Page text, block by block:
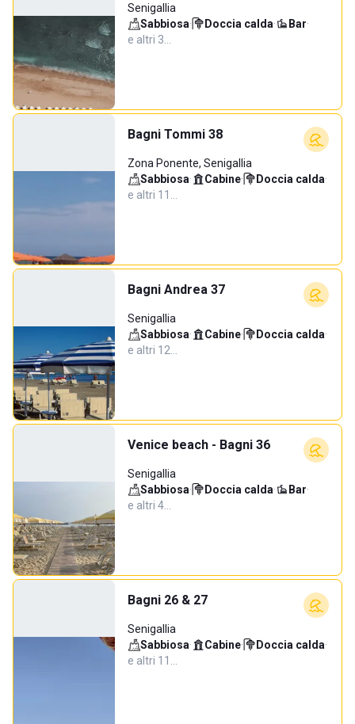
Senigallia
Sabbiosa· Doccia calda· Bar·
e altri 3…
Bagni Tommi 38
Zona Ponente, Senigallia
Sabbiosa· Cabine· Doccia calda·
e altri 11…
Bagni Andrea 37
Senigallia
Sabbiosa· Cabine· Doccia calda·
e altri 12…
Venice beach - Bagni 36
Senigallia
Sabbiosa· Doccia calda· Bar·
e altri 4…
Bagni 26 & 27
Senigallia
Sabbiosa· Cabine· Doccia calda·
e altri 11…